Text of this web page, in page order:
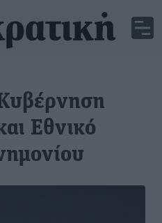
Εθνικό